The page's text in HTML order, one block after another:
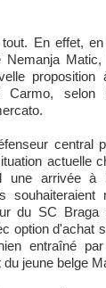
En effet,
Nemanja
Carmo, selon
central
actuelle
une arrivée à
du SC
option d'achat
entraîné
jeune belge